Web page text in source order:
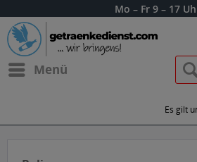
Mo – Fr 9 – 17
Menü
Es gilt